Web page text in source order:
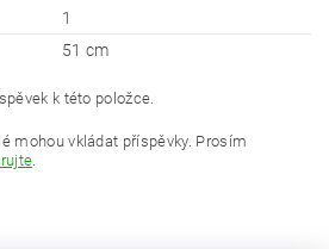
1
51 cm
k této položce.
mohou vkládat příspěvky. Prosím
.